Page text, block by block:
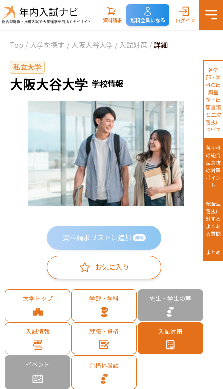
資料請求 無料会員になる ログイン
Top / 大学を探す / 大阪大谷大学 / 入試対策 / 詳細
私立大学
大阪大谷大学 学校情報
資料請求リストに追加 無料
お気に入り
大学トップ 学部・学科 先生・学生の声
入試情報 就職・資格 入試対策
イベント 合格体験談
各学
部・学
科の出
願基
準・出
願書類
と二次
選抜に
ついて
各学科
の総合
型選抜
の対策
ポイン
ト
総合型
選抜に
対する
よくあ
る質問
まとめ